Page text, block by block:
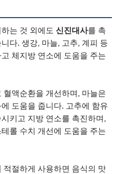
는 것 외에도 신진대사를 촉
다. 생강, 마늘, 고추, 계피 등
체지방 연소에 도움을 주는
액순환을 개선하며, 마늘은
도움을 줍니다. 고추에 함유
키고 지방 연소를 촉진하며,
롤 수치 개선에 도움을 주는
절하게 사용하면 음식의 맛